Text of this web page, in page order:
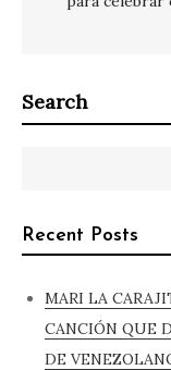
Search
Recent Posts
MARI LA
CANCIÓN QUE
DE